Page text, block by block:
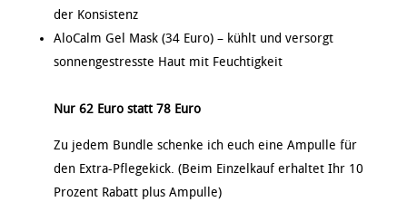
der Konsistenz
AloCalm Gel Mask (34 Euro) – kühlt und versorgt
sonnengestresste Haut mit Feuchtigkeit
Nur 62 Euro statt 78 Euro
Zu jedem Bundle schenke ich euch eine Ampulle für
den Extra-Pflegekick. (Beim Einzelkauf erhaltet Ihr 10
Prozent Rabatt plus Ampulle)